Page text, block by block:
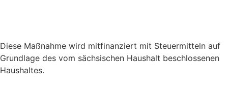
Diese Maßnahme wird mitfinanziert mit Steuermitteln auf
Grundlage des vom sächsischen Haushalt beschlossenen
Haushaltes.